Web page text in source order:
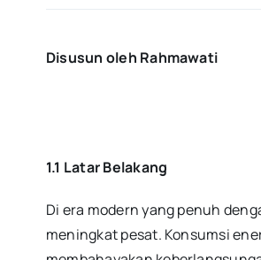
Disusun oleh Rahmawati
1.1 Latar Belakang
Di era modern yang penuh
meningkat pesat. Konsumsi